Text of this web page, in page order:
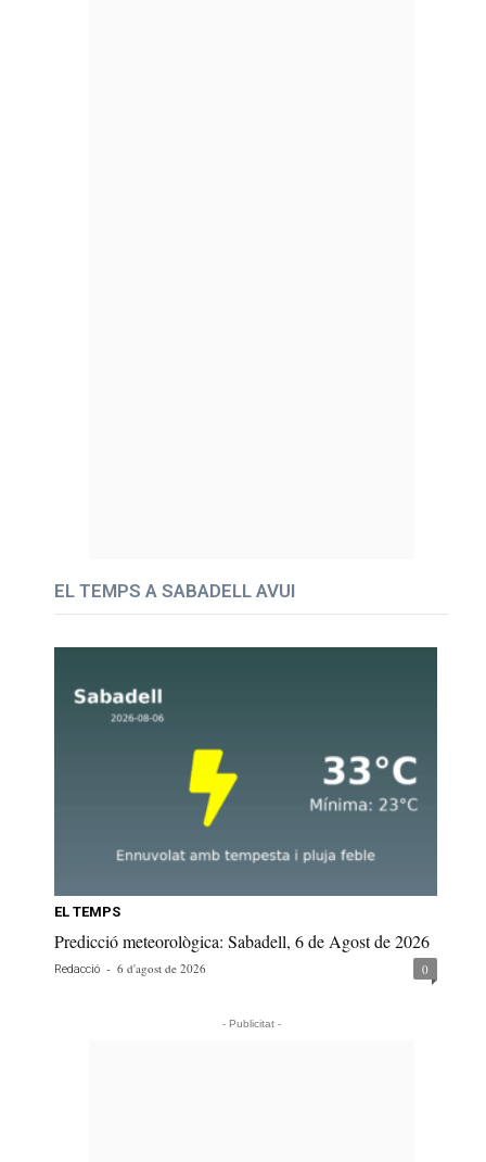
EL TEMPS A SABADELL AVUI
EL TEMPS
Predicció meteorològica: Sabadell, 6 de Agost de 2026
Redacció - 6 d'agost de 2026 0
- Publicitat -